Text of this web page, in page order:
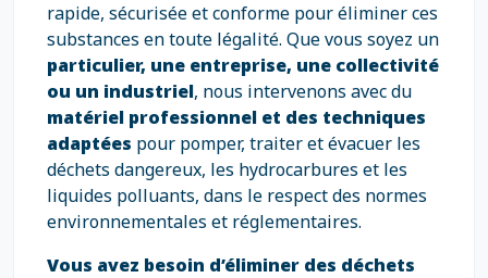
rapide, sécurisée et conforme pour éliminer ces
substances en toute légalité. Que vous soyez un
particulier, une entreprise, une collectivité
ou un industriel, nous intervenons avec du
matériel professionnel et des techniques
adaptées pour pomper, traiter et évacuer les
déchets dangereux, les hydrocarbures et les
liquides polluants, dans le respect des normes
environnementales et réglementaires.
Vous avez besoin d’éliminer des déchets